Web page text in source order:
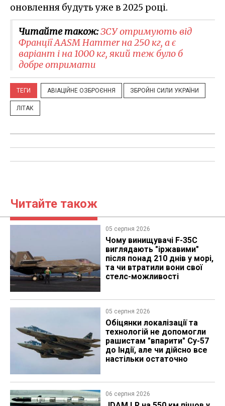
оновлення будуть уже в 2025 році.
Читайте також:ЗСУ отримують від
Франції AASM Hammer на 250 кг, а є
варіант і на 1000 кг, який теж було б
добре отримати
ТЕГИ АВІАЦІЙНЕ ОЗБРОЄННЯ ЗБРОЙНІ СИЛИ УКРАЇНИ
ЛІТАК
Читайте також
05 серпня 2026
Чому винищувачі F-35C
виглядають "іржавими"
після понад 210 днів у морі,
та чи втратили вони свої
стелс-можливості
05 серпня 2026
Обіцянки локалізації та
технологій не допомогли
рашистам "впарити" Су-57
до Індії, але чи дійсно все
настільки остаточно
06 серпня 2026